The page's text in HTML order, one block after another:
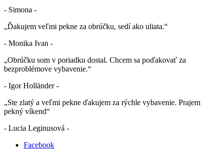
- Simona -
„Ďakujem veľmi pekne za obrúčku, sedí ako uliata.“
- Monika Ivan -
„Obrúčku som v poriadku dostal. Chcem sa poďakovať za
bezproblémove vybavenie.“
- Igor Holländer -
„Ste zlatý a veľmi pekne ďakujem za rýchle vybavenie. Prajem
pekný víkend“
- Lucia Leginusová -
Facebook